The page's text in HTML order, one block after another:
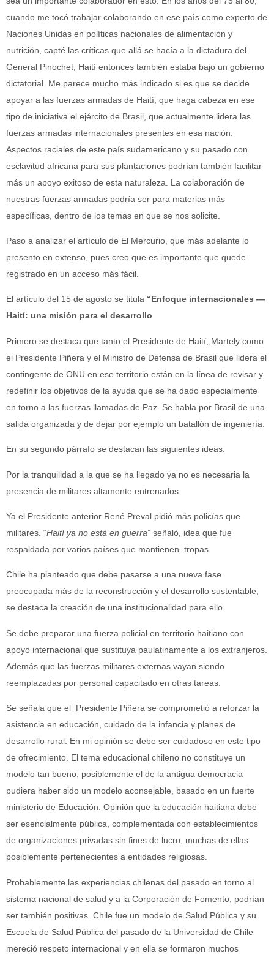
cuando me tocó trabajar colaborando en ese paìs como experto de
Naciones Unidas en políticas nacionales de alimentación y
nutrición, capté las críticas que allá se hacía a la dictadura del
General Pinochet; Haití entonces también estaba bajo un gobierno
dictatorial. Me parece mucho más indicado si es que se decide
apoyar a las fuerzas armadas de Haití, que haga cabeza en ese
tipo de iniciativa el ejército de Brasil, que actualmente lidera las
fuerzas armadas internacionales presentes en esa nación.
Aspectos raciales de este país sudamericano y su pasado con
esclavitud africana para sus plantaciones podrían también facilitar
más un apoyo exitoso de esta naturaleza. La colaboración de
nuestras fuerzas armadas podría ser para materias más
específicas, dentro de los temas en que se nos solicite.
Paso a analizar el artículo de El Mercurio, que más adelante lo
presento en extenso, pues creo que es importante que quede
registrado en un acceso más fácil.
El artículo del 15 de agosto se titula “Enfoque internacionales —
Haití: una misión para el desarrollo
Primero se destaca que tanto el Presidente de Haití, Martely como
el Presidente Piñera y el Ministro de Defensa de Brasil que lidera el
contingente de ONU en ese territorio están en la línea de revisar y
redefinir los objetivos de la ayuda que se ha dado especialmente
en torno a las fuerzas llamadas de Paz. Se habla por Brasil de una
salida organizada y de dejar por ejemplo un batallón de ingeniería.
En su segundo párrafo se destacan las siguientes ideas:
Por la tranquilidad a la que se ha llegado ya no es necesaria la
presencia de militares altamente entrenados.
Ya el Presidente anterior René Preval pidió más policías que
militares. “Haití ya no está en guerra” señaló, idea que fue
respaldada por varios países que mantienen tropas.
Chile ha planteado que debe pasarse a una nueva fase
preocupada más de la reconstrucción y el desarrollo sustentable;
se destaca la creación de una institucionalidad para ello.
Se debe preparar una fuerza policial en territorio haitiano con
apoyo internacional que sustituya paulatinamente a los extranjeros.
Además que las fuerzas militares externas vayan siendo
reemplazadas por personal capacitado en otras tareas.
Se señala que el Presidente Piñera se comprometió a reforzar la
asistencia en educación, cuidado de la infancia y planes de
desarrollo rural. En mi opinión se debe ser cuidadoso en este tipo
de ofrecimiento. El tema educacional chileno no constituye un
modelo tan bueno; posiblemente el de la antigua democracia
pudiera haber sido un modelo aconsejable, basado en un fuerte
ministerio de Educación. Opinión que la educación haitiana debe
ser esencialmente pública, complementada con establecimientos
de organizaciones privadas sin fines de lucro, muchas de ellas
posiblemente pertenecientes a entidades religiosas.
Probablemente las experiencias chilenas del pasado en torno al
sistema nacional de salud y a la Corporación de Fomento, podrían
ser también positivas. Chile fue un modelo de Salud Pública y su
Escuela de Salud Pública del pasado de la Universidad de Chile
mereció respeto internacional y en ella se formaron muchos